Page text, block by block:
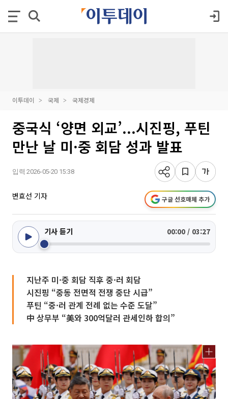
이투데이 국제 국제경제
중국식 ‘양면 외교’...시진핑, 푸틴
만난 날 미·중 회담 성과 발표
입력 2026-05-20 15:38
변효선 기자 구글 선호매체 추가
기사 듣기 00:00 / 03:27
지난주 미·중 회담 직후 중·러 회담
시진핑 “중동 전면적 전쟁 중단 시급”
푸틴 “중·러 관계 전례 없는 수준 도달”
中 상무부 “美와 300억달러 관세인하 합의”